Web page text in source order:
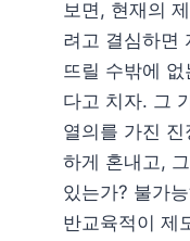
보면, 현재의
려고 결심하면
뜨릴 수밖에
다고 치자. 그
열의를 가진
하게 혼내고,
있는가? 불가
반교육적이 제